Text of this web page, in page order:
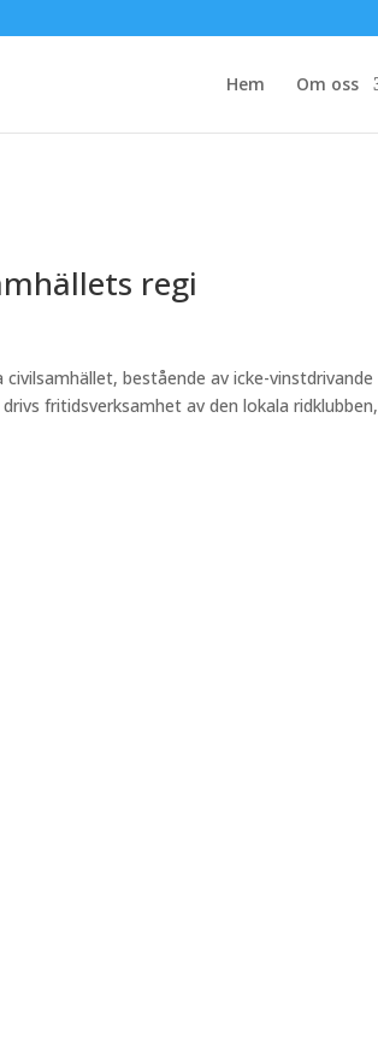
Hem Om oss
regi
bestående av icke-vinstdrivande
fritidsverksamhet av den lokala ridklubben,